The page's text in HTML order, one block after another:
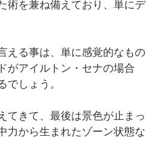
術を兼ね備えており、単にデ
える事は、単に感覚的なもの
がアイルトン・セナの場合
しょう。
てきて、最後は景色が止まっ
力から生まれたゾーン状態な